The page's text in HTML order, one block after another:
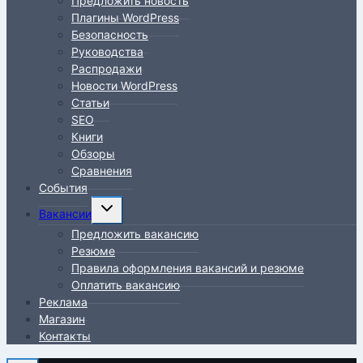
меню
Плагины WordPress
Безопасность
Руководства
Распродажи
Новости WordPress
Статьи
SEO
Книги
Обзоры
Сравнения
События
Вакансии
Переключить
дочернее
меню
Предложить вакансию
Резюме
Правила оформления вакансий и резюме
Оплатить вакансию
Реклама
Магазин
Контакты